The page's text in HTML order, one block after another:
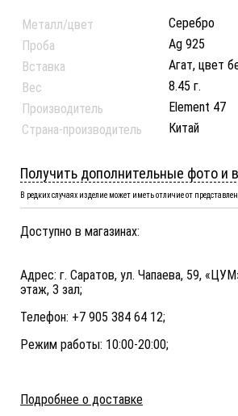
Металл/цвет
Серебро
Проба
Ag 925
Вставка
Агат, цвет
Вес
8.45 г.
Производитель
Element 47
Страна-производитель
Китай
Получить дополнительные фото и
В редких случаях изделие может иметь отличие от
Доступно в магазинах:
Адрес: г. Саратов, ул. Чапаева, 59,
этаж, 3 зал;
Телефон: +7 905 384 64 12;
Режим работы: 10:00-20:00;
Подробнее о доставке